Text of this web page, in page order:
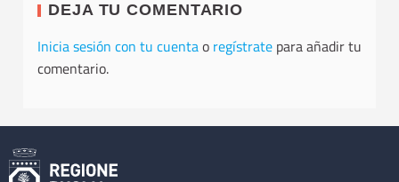
DEJA TU COMENTARIO
Inicia sesión con tu cuentao regístrate para añadir tu
comentario.